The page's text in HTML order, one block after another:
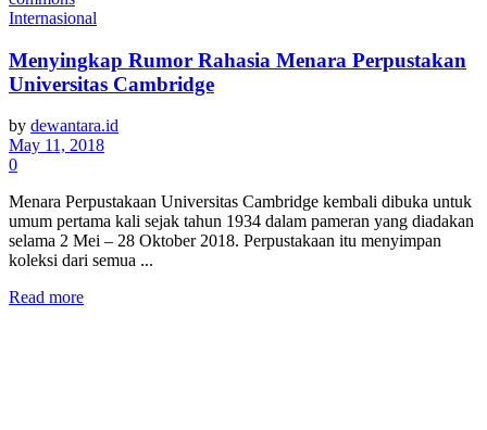
Internasional
Menyingkap Rumor Rahasia Menara Perpustakan
Universitas Cambridge
by dewantara.id
May 11, 2018
0
Menara Perpustakaan Universitas Cambridge kembali dibuka untuk
umum pertama kali sejak tahun 1934 dalam pameran yang diadakan
selama 2 Mei – 28 Oktober 2018. Perpustakaan itu menyimpan
koleksi dari semua ...
Read more